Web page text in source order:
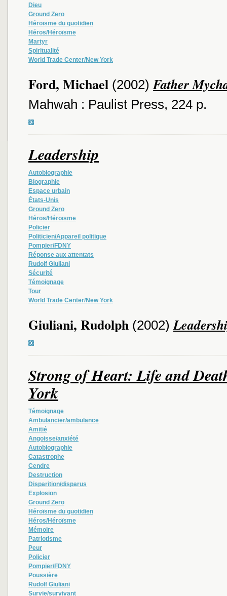
Dieu
Ground Zero
Héroïsme du quotidien
Héros/Héroïsme
Martyr
Spiritualité
World Trade Center/New York
Ford, Michael (2002)Father
Mahwah : Paulist Press, 224 p.
Leadership
Autobiographie
Biographie
Espace urbain
États-Unis
Ground Zero
Héros/Héroïsme
Policier
Politicien/Appareil politique
Pompier/FDNY
Réponse aux attentats
Rudolf Giuliani
Sécurité
Témoignage
Tour
World Trade Center/New York
Giuliani, Rudolph (2002)
Strong of Heart: Life and
York
Témoignage
Ambulancier/ambulance
Amitié
Angoisse/anxiété
Autobiographie
Catastrophe
Cendre
Destruction
Disparition/disparus
Explosion
Ground Zero
Héroïsme du quotidien
Héros/Héroïsme
Mémoire
Patriotisme
Peur
Policier
Pompier/FDNY
Poussière
Rudolf Giuliani
Survie/survivant